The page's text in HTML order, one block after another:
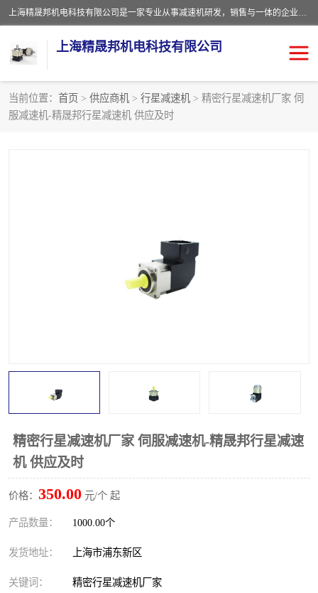
上海精晟邦机电科技有限公司是一家专业从事减速机研发，销售与一体的企业。公司拥有资深技术人员和技术团队服务人才，致力于为广大客户提供专业，细致的产品服务。主营产品有：中型减速电机，微型调速电机，精密行星减速机，蜗轮蜗杆减速机，RFKS四大系列减速机，SKM双曲面齿轮减速机，齿轮减速电机，行星减速机，防爆电机，变频器等系列；产品广泛用于汽车，船舶，能源，环保，包装，物流等领域，欢迎咨询。
上海精晟邦机电科技有限公司
当前位置： 首页 > 供应商机 > 行星减速机 > 精密行星减速机厂家 伺
服减速机-精晟邦行星减速机 供应及时
精密行星减速机厂家 伺服减速机-精晟邦行星减速
机 供应及时
价格： 350.00 元/个 起
产品数量： 1000.00个
发货地址： 上海市浦东新区
关键词： 精密行星减速机厂家
减速电机
晟邦电机